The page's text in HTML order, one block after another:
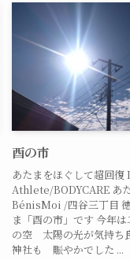
酉の市
あたまをほぐして超回
Athlete/BODYCARE あ
BénisMoi /四谷三丁目
ま「酉の市」です 今年
の空 太陽の光が気持ち
神社も 賑やかでした ...